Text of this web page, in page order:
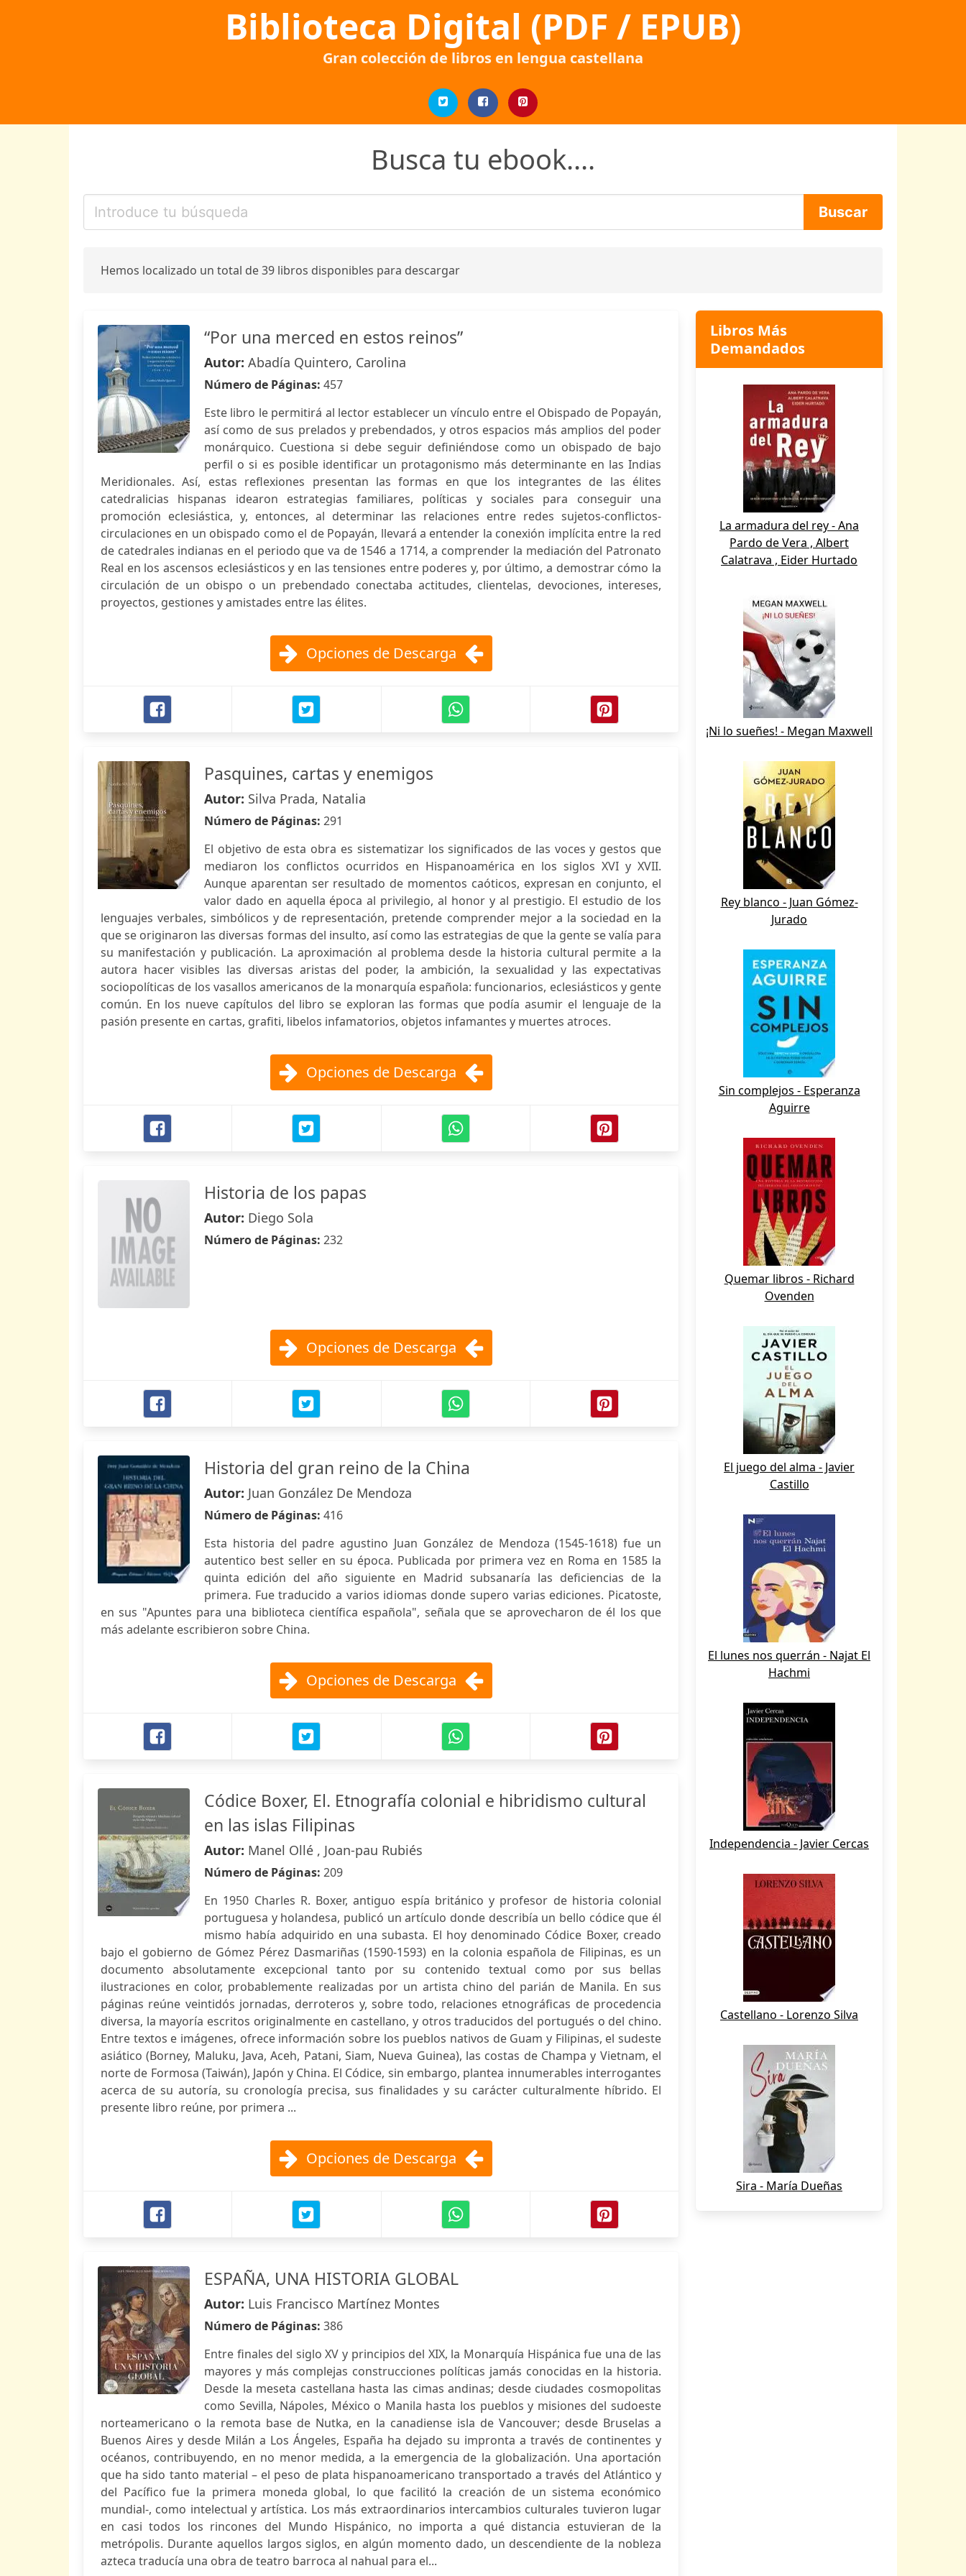
Biblioteca Digital (PDF / EPUB)
Gran colección de libros en lengua castellana
Busca tu ebook....
Hemos localizado un total de 39 libros disponibles para descargar
“Por una merced en estos reinos”
Autor: Abadía Quintero, Carolina
Número de Páginas: 457
Este libro le permitirá al lector establecer un vínculo entre el Obispado de Popayán,
así como de sus prelados y prebendados, y otros espacios más amplios del poder
monárquico. Cuestiona si debe seguir definiéndose como un obispado de bajo
perfil o si es posible identificar un protagonismo más determinante en las Indias
Meridionales. Así, estas reflexiones presentan las formas en que los integrantes de las élites
catedralicias hispanas idearon estrategias familiares, políticas y sociales para conseguir una
promoción eclesiástica, y, entonces, al determinar las relaciones entre redes sujetos-conflictos-
circulaciones en un obispado como el de Popayán, llevará a entender la conexión implícita entre la red
de catedrales indianas en el periodo que va de 1546 a 1714, a comprender la mediación del Patronato
Real en los ascensos eclesiásticos y en las tensiones entre poderes y, por último, a demostrar cómo la
circulación de un obispo o un prebendado conectaba actitudes, clientelas, devociones, intereses,
proyectos, gestiones y amistades entre las élites.
Opciones de Descarga
Pasquines, cartas y enemigos
Autor: Silva Prada, Natalia
Número de Páginas: 291
El objetivo de esta obra es sistematizar los significados de las voces y gestos que
mediaron los conflictos ocurridos en Hispanoamérica en los siglos XVI y XVII.
Aunque aparentan ser resultado de momentos caóticos, expresan en conjunto, el
valor dado en aquella época al privilegio, al honor y al prestigio. El estudio de los
lenguajes verbales, simbólicos y de representación, pretende comprender mejor a la sociedad en la
que se originaron las diversas formas del insulto, así como las estrategias de que la gente se valía para
su manifestación y publicación. La aproximación al problema desde la historia cultural permite a la
autora hacer visibles las diversas aristas del poder, la ambición, la sexualidad y las expectativas
sociopolíticas de los vasallos americanos de la monarquía española: funcionarios, eclesiásticos y gente
común. En los nueve capítulos del libro se exploran las formas que podía asumir el lenguaje de la
pasión presente en cartas, grafiti, libelos infamatorios, objetos infamantes y muertes atroces.
Opciones de Descarga
Historia de los papas
Autor: Diego Sola
Número de Páginas: 232
Opciones de Descarga
Historia del gran reino de la China
Autor: Juan González De Mendoza
Número de Páginas: 416
Esta historia del padre agustino Juan González de Mendoza (1545-1618) fue un
autentico best seller en su época. Publicada por primera vez en Roma en 1585 la
quinta edición del año siguiente en Madrid subsanaría las deficiencias de la
primera. Fue traducido a varios idiomas donde supero varias ediciones. Picatoste,
en sus "Apuntes para una biblioteca científica española", señala que se aprovecharon de él los que
más adelante escribieron sobre China.
Opciones de Descarga
Códice Boxer, El. Etnografía colonial e hibridismo cultural
en las islas Filipinas
Autor: Manel Ollé , Joan-pau Rubiés
Número de Páginas: 209
En 1950 Charles R. Boxer, antiguo espía británico y profesor de historia colonial
portuguesa y holandesa, publicó un artículo donde describía un bello códice que él
mismo había adquirido en una subasta. El hoy denominado Códice Boxer, creado
bajo el gobierno de Gómez Pérez Dasmariñas (1590-1593) en la colonia española de Filipinas, es un
documento absolutamente excepcional tanto por su contenido textual como por sus bellas
ilustraciones en color, probablemente realizadas por un artista chino del parián de Manila. En sus
páginas reúne veintidós jornadas, derroteros y, sobre todo, relaciones etnográficas de procedencia
diversa, la mayoría escritos originalmente en castellano, y otros traducidos del portugués o del chino.
Entre textos e imágenes, ofrece información sobre los pueblos nativos de Guam y Filipinas, el sudeste
asiático (Borney, Maluku, Java, Aceh, Patani, Siam, Nueva Guinea), las costas de Champa y Vietnam, el
norte de Formosa (Taiwán), Japón y China. El Códice, sin embargo, plantea innumerables interrogantes
acerca de su autoría, su cronología precisa, sus finalidades y su carácter culturalmente híbrido. El
presente libro reúne, por primera ...
Opciones de Descarga
ESPAÑA, UNA HISTORIA GLOBAL
Autor: Luis Francisco Martínez Montes
Número de Páginas: 386
Entre finales del siglo XV y principios del XIX, la Monarquía Hispánica fue una de las
mayores y más complejas construcciones políticas jamás conocidas en la historia.
Desde la meseta castellana hasta las cimas andinas; desde ciudades cosmopolitas
como Sevilla, Nápoles, México o Manila hasta los pueblos y misiones del sudoeste
norteamericano o la remota base de Nutka, en la canadiense isla de Vancouver; desde Bruselas a
Buenos Aires y desde Milán a Los Ángeles, España ha dejado su impronta a través de continentes y
océanos, contribuyendo, en no menor medida, a la emergencia de la globalización. Una aportación
que ha sido tanto material – el peso de plata hispanoamericano transportado a través del Atlántico y
del Pacífico fue la primera moneda global, lo que facilitó la creación de un sistema económico
mundial-, como intelectual y artística. Los más extraordinarios intercambios culturales tuvieron lugar
en casi todos los rincones del Mundo Hispánico, no importa a qué distancia estuvieran de la
metrópolis. Durante aquellos largos siglos, en algún momento dado, un descendiente de la nobleza
azteca traducía una obra de teatro barroca al nahual para el...
Libros Más
Demandados
La armadura del rey - Ana
Pardo de Vera , Albert
Calatrava , Eider Hurtado
¡Ni lo sueñes! - Megan Maxwell
Rey blanco - Juan Gómez-
Jurado
Sin complejos - Esperanza
Aguirre
Quemar libros - Richard
Ovenden
El juego del alma - Javier
Castillo
El lunes nos querrán - Najat El
Hachmi
Independencia - Javier Cercas
Castellano - Lorenzo Silva
Sira - María Dueñas